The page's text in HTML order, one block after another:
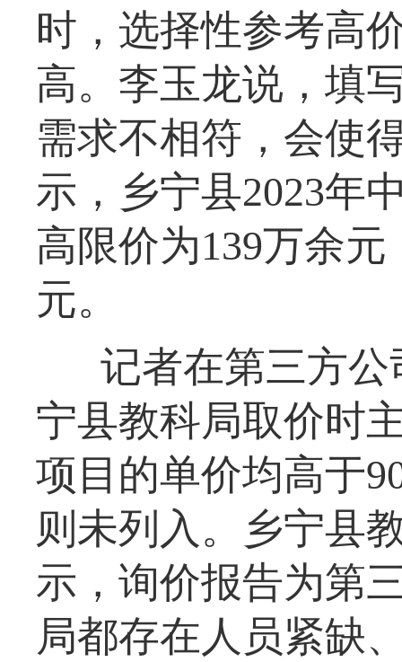
时，选择性参考高
高。李玉龙说，填
需求不相符，会使
示，乡宁县2023年
高限价为139万余
元。
记者在第三方
宁县教科局取价时
项目的单价均高于
则未列入。乡宁县
示，询价报告为第
局都存在人员紧缺